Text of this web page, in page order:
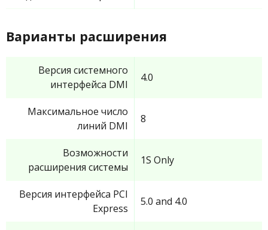
Варианты расширения
Версия системного
интерфейса DMI
4.0
Максимальное число
линий DMI
8
Возможности
расширения системы
1S Only
Версия интерфейса PCI
Express
5.0 and 4.0